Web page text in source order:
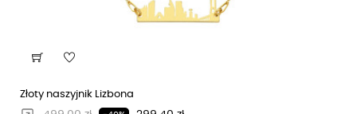
Złoty naszyjnik Lizbona